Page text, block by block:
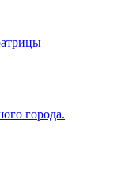
города.